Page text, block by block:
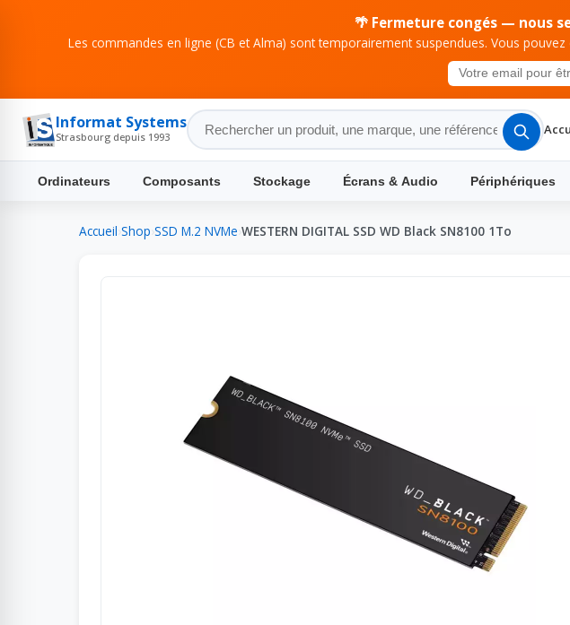
🌴 Fermeture congés — nous
Les commandes en ligne (CB et Alma) sont temporairement suspendues. Vous
Informat Systems
Strasbourg depuis 1993
Ordinateurs Composants Stockage Écrans & Audio Périphériques
Accueil Shop SSD M.2 NVMe WESTERN DIGITAL SSD WD Black SN8100 1To